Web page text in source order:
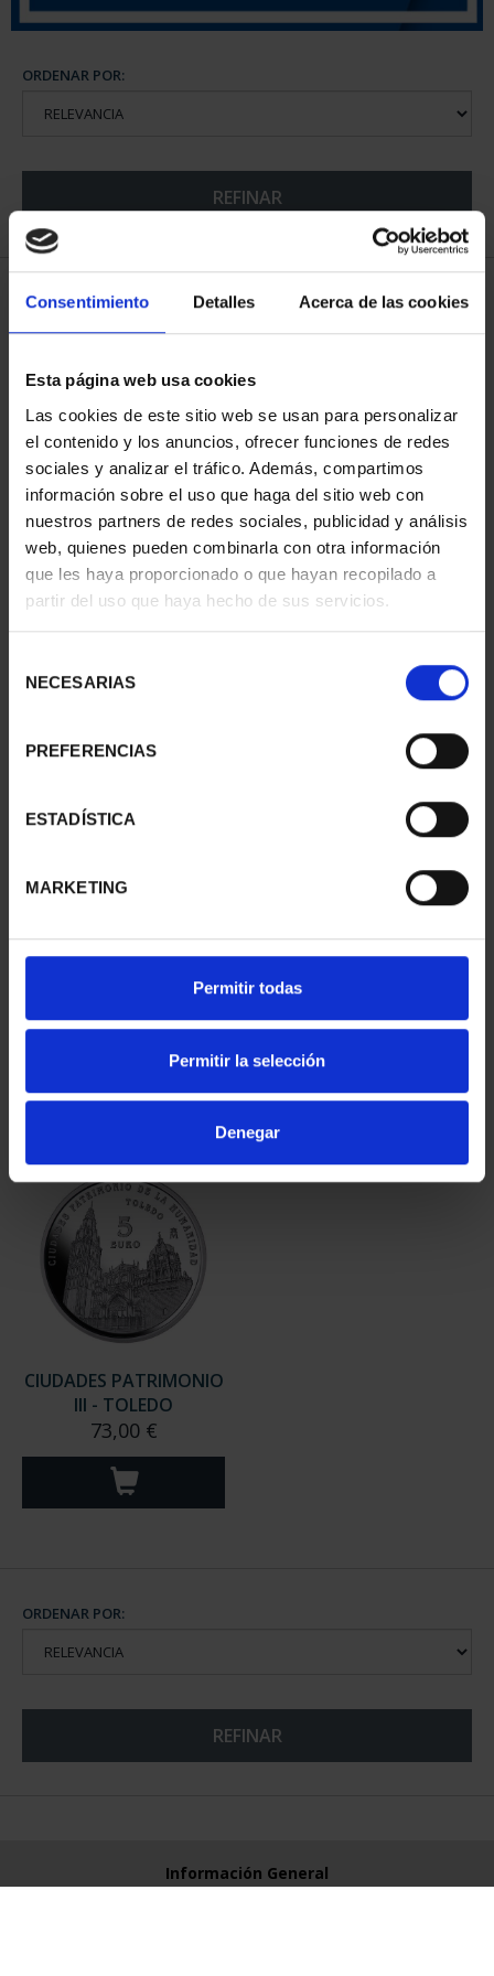
Consentimiento Detalles Acerca de las cookies
Esta página web usa cookies
Las cookies de este sitio web se usan para personalizar
el contenido y los anuncios, ofrecer funciones de redes
sociales y analizar el tráfico. Además, compartimos
información sobre el uso que haga del sitio web con
nuestros partners de redes sociales, publicidad y análisis
web, quienes pueden combinarla con otra información
que les haya proporcionado o que hayan recopilado a
partir del uso que haya hecho de sus servicios.
NECESARIAS
PREFERENCIAS
ESTADÍSTICA
MARKETING
Permitir todas
Permitir la selección
Denegar
ORDENAR POR:
REFINAR
5 Productos encontrados
CIUDADES PATRIMONIO
III - TARRAGONA
73,00 €
CIUDADES PATRIMONIO
III - SEGOVIA
73,00 €
CIUDADES PATRIMONIO
73,00 €
CIUDADES PATRIMONIO
73,00 €
CIUDADES PATRIMONIO
III - TOLEDO
73,00 €
ORDENAR POR:
REFINAR
Información General